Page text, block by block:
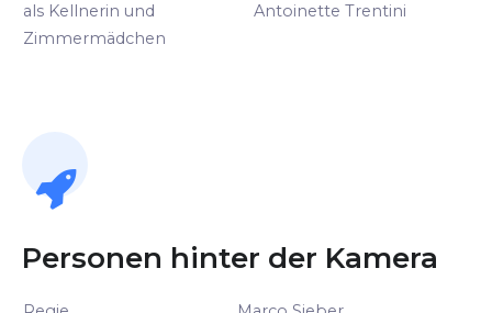
als Kellnerin und
Zimmermädchen
Antoinette Trentini
Personen hinter der Kamera